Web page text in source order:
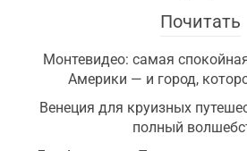
Почитать
Монтевидео: самая
Америки — и город,
Венеция для круизных
полный